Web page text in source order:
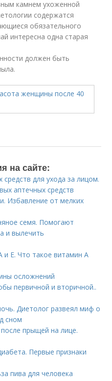
камнем ухоженной
содержатся
обязательного
интересна одна старая
должен быть
на сайте:
для ухода за лицом.
аптечных средств
Избавление от мелких
семя. Помогают
и вылечить
и Е. Что такое витамин А
осложнений
первичной и вторичной..
Диетолог развеял миф о
сном
прыщей на лице.
Первые признаки
пива для человека